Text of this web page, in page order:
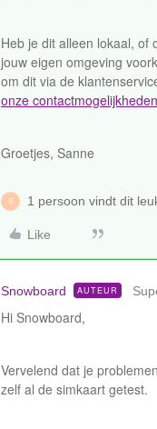
Heb je dit alleen lokaal, of
jouw eigen omgeving
om dit via de
onze
Groetjes, Sanne
S 1 persoon vindt dit
Like
Snowboard AUTEUR
Hi Snowboard,
Vervelend dat je
zelf al de simkaart getest.